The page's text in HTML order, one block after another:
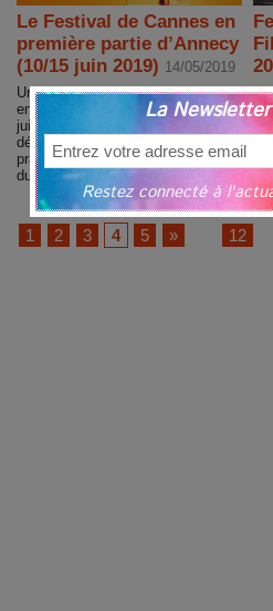
Le Festival de Cannes en
première partie d’Annecy
(10/15 juin 2019) 14/05/2019
Un festival, des festivals Cannes
en première partie d’Annecy (10/15
juin 2019) Le Festival de Cannes
débute ce mardi 14 mai 2019,
pratiquement un mois avant celui
du Film d’Animation...
«
1 2 3 4 5 » 12
La
Restez connecté à